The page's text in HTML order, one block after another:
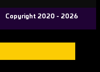
Copyright 2020 - 2026